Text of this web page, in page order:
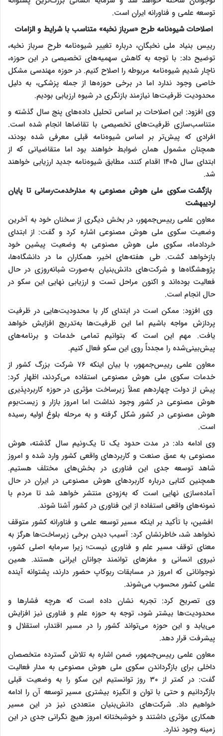
توسعه علمی و فناورانه ایران است.
اصلاحات شیوه‌نامه طرح «سرباز نخبه» متناسب با شرایط و الزامات
رییس بنیاد ملی نخبگان، درباره تغییر شیوه‌نامه طرح سرباز نخبه،
توضیح داد: با توجه به کاهش سهمیه‌های تخصیصی در این حوزه،
ناچار شدیم شیوه‌نامه مربوطه را اصلاح کنیم. در حوزه مهندسی مشکل
خاصی وجود ندارد اما در برخی حوزه‌ها از جمله پزشکی، به دلیل
محدودیت ظرفیت‌ها نیازمند بازنگری در شیوه ارزیابی بودیم.
وی افزود: این اصلاحات بر اساس تحلیل داده‌های پنج سال گذشته و
متناسب‌سازی ظرفیت‌های تخصیصی با تقاضاها انجام شده است.
افرادی که پیش‌تر بر اساس شیوه‌نامه قبلی معرفی شده بودند،
همچنان مشمول همان ضوابط خواهند بود اما متقاضیانی که از
ابتدای سال ۱۴۰۵ اقدام کنند، مطابق شیوه‌نامه جدید ارزیابی خواهند
شد.
بازگشت سکوی ملی هوش مصنوعی به مدارخدمت‌رسانی تا پایان
اردیبهشت
معاون علمی رییس‌جمهور، در بخش دیگری از سخنان خود به آخرین
وضعیت سکوی ملی هوش مصنوعی اشاره کرد و گفت: از ابتدای
خردادماه، سکوی ملی هوش مصنوعی به وضعیت پیشین خود
بازخواهد گشت. طی هفته‌های اخیر، همکاران ما در دانشگاه‌ها،
پژوهشگاه‌ها و شرکت‌های دانش‌بنیان به‌صورت شبانه‌روزی در حال
فعالیت بوده‌اند و اکنون مراحل تست و ارزیابی نهایی این سکو در
حال انجام است.
وی افزود: ممکن است در ابتدای کار با محدودیت‌هایی در ظرفیت
پردازش مواجه باشیم اما این ظرفیت‌ها به‌تدریج افزایش خواهد
یافت. مهم این است که بتوانیم تمامی خدمات و برنامه‌های
پیش‌بینی‌شده را مجدداً روی این سکو فعال کنیم.
معاون علمی رییس‌جمهور، با بیان اینکه ۷۶ شرکت بزرگ کشور از
خدمات سکوی ملی هوش مصنوعی استفاده می‌کردند، اظهار کرد:
پیش از دولت چهاردهم عملاً زیرساخت مؤثری در حوزه کاربردپذیری
هوش مصنوعی در کشور وجود نداشت اما امروز بازار و زیست‌بوم
هوش مصنوعی در کشور شکل گرفته و به مرحله بلوغ اولیه رسیده
است.
وی ادامه داد: در مدت حدود یک تا یک‌ونیم سال گذشته، هوش
مصنوعی به عمق صنعت و کاربردهای واقعی کشور وارد شده و امروز
شاهد توسعه جدی این فناوری در بخش‌های مختلف هستیم.
همچنین کتابی درباره کاربردهای هوش مصنوعی در ایران در حال
آماده‌سازی نهایی است که به‌زودی منتشر خواهد شد تا مردم با
نمونه‌های واقعی استفاده از این فناوری در کشور آشنا شوند.
افشین، با تأکید بر اینکه مسیر توسعه علمی و فناورانه کشور متوقف
نخواهد شد، خاطرنشان کرد: آسیب دیدن برخی زیرساخت‌ها هرگز به
معنای توقف مسیر علم و فناوری نیست؛ زیرا سرمایه اصلی کشور،
نیروی انسانی و مغزهای توانمند جوانان ایرانی هستند. همین
نوجوانانی که امروز در مسابقات ربوکاپ حضور دارند، پشتوانه آینده
علمی کشور محسوب می‌شوند.
وی تصریح کرد: تجربه نشان داده است که هرچه فشارها و
محدودیت‌ها بیشتر شود، توجه به حوزه علم و فناوری نیز افزایش
می‌یابد و این حوزه می‌تواند کشور را در مسیر اقتدار، استقلال و
پیشرفت قرار دهد.
معاون علمی رییس‌جمهور، ضمن اشاره به تلاش گسترده متخصصان
داخلی برای بازگرداندن سکوی ملی هوش مصنوعی به مدار فعالیت
گفت: در کمتر از ۳۰ روز توانستیم این سکو را به وضعیت قبلی
بازگردانیم و حتی با توان و انگیزه بیشتری مسیر توسعه آن را ادامه
خواهیم داد. شرکت‌های دانش‌بنیان متعددی نیز در این مسیر
همکاری مؤثری داشتند و خوشبختانه امروز هیچ نگرانی جدی در این
زمینه وجود ندارد.